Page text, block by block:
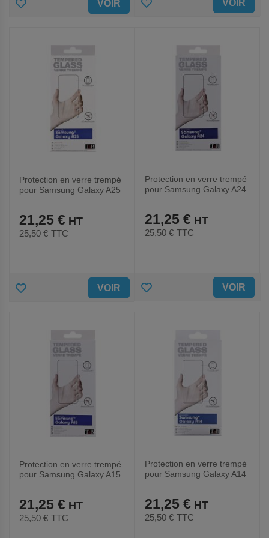
AJOUTER VOIR VOIR
Protection en verre trempé
pour Samsung Galaxy A25
21,25 €
25,50 € TTC
AJOUTER VOIR
Protection en verre trempé
pour Samsung Galaxy A24
21,25 €
25,50 € TTC
AJOUTER VOIR
Protection en verre trempé
pour Samsung Galaxy A15
21,25 €
25,50 € TTC
Protection en verre trempé
pour Samsung Galaxy A14
21,25 €
25,50 € TTC